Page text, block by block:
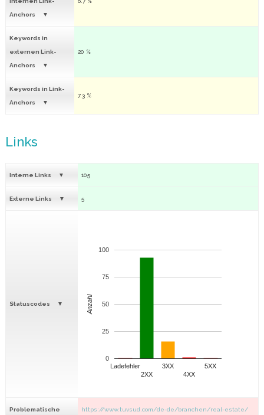
Anchors
Keywords in
externen Link-
Anchors
20 %
Keywords in Link-
Anchors
7.3 %
Links
Interne Links 105
Externe Links 5
Statuscodes
Ladefehler
2XX
3XX
4XX
5XX
0
25
50
75
100
Anzahl
Problematische https://www.tuvsud.com/de-de/branchen/real-estate/